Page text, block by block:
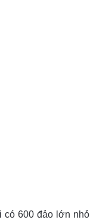
có 600 đảo lớn nhỏ